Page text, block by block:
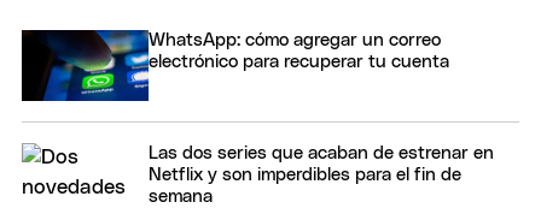
WhatsApp: cómo agregar un correo
electrónico para recuperar tu cuenta
Las dos series que acaban de estrenar en
Netflix y son imperdibles para el fin de
semana